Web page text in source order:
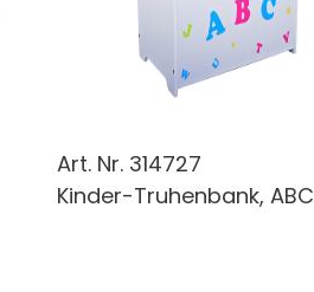
Art. Nr. 314727
Kinder-Truhenbank, ABC